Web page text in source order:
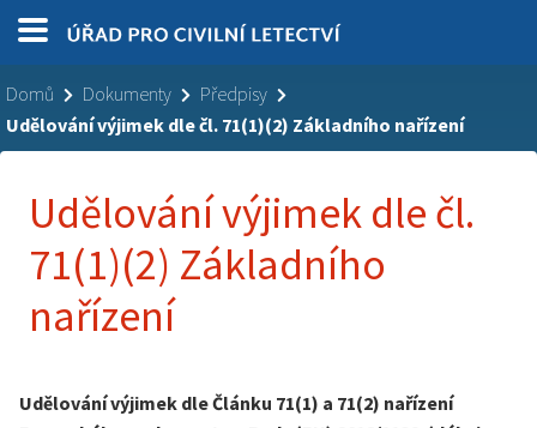
Domů Dokumenty
Předpisy
Udělování výjimek dle čl. 71(1)(2) Základního nařízení
Udělování výjimek dle čl.
71(1)(2) Základního
nařízení
Udělování výjimek dle Článku 71(1) a 71(2) nařízení